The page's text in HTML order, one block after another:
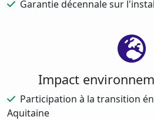
Garantie décennale sur
Impact
Participation à la transition
Aquitaine